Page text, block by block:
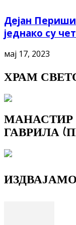
Дејан
једнако су
мај 17, 2023
ХРАМ
МАНАСТИР
ГАВРИЛА
ИЗДВАЈАМО